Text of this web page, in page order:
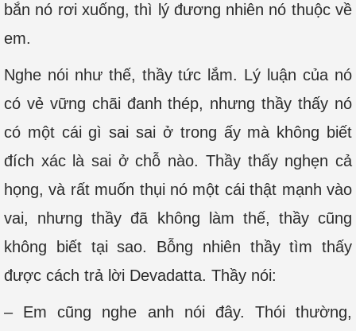
bắn nó rơi xuống, thì lý đương nhiên nó thuộc về
em.
Nghe nói như thế, thầy tức lắm. Lý luận của nó
có vẻ vững chãi đanh thép, nhưng thầy thấy nó
có một cái gì sai sai ở trong ấy mà không biết
đích xác là sai ở chỗ nào. Thầy thấy nghẹn cả
họng, và rất muốn thụi nó một cái thật mạnh vào
vai, nhưng thầy đã không làm thế, thầy cũng
không biết tại sao. Bỗng nhiên thầy tìm thấy
được cách trả lời Devadatta. Thầy nói:
– Em cũng nghe anh nói đây. Thói thường,